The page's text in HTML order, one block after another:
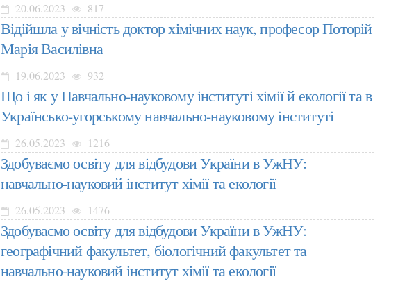
20.06.2023 817
Відійшла у вічність доктор хімічних наук, професор Поторій
Марія Василівна
19.06.2023 932
Що і як у Навчально-науковому інституті хімії й екології та в
Українсько-угорському навчально-науковому інституті
26.05.2023 1216
Здобуваємо освіту для відбудови України в УжНУ:
навчально-науковий інститут хімії та екології
26.05.2023 1476
Здобуваємо освіту для відбудови України в УжНУ:
географічний факультет, біологічний факультет та
навчально-науковий інститут хімії та екології